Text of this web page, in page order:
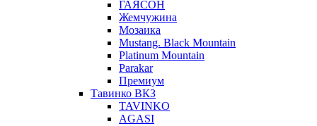
ГАЯСОН
Жемчужина
Мозаика
Mustang. Black Mountain
Platinum Mountain
Parakar
Премиум
Тавинко ВКЗ
TAVINKO
AGASI